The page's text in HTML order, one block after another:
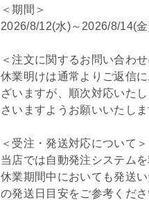
＜期間＞
2026/8/12(水)～2026/8/14(
＜注文に関するお問い合わ
休業明けは通常よりご返信
ざいますが、順次対応いた
さいますようお願いいたしま
＜受注・発送対応について＞
当店では自動発注システム
休業期間中においても発送
の発送日目安をご参考くださ